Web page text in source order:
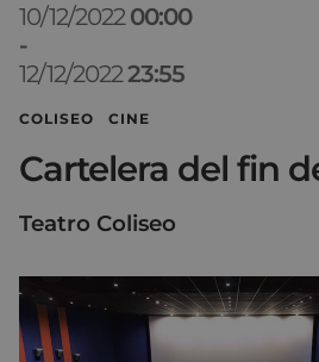
10/12/202200:00
-
12/12/202223:55
COLISEO CINE
Cartelera del fin
Teatro Coliseo